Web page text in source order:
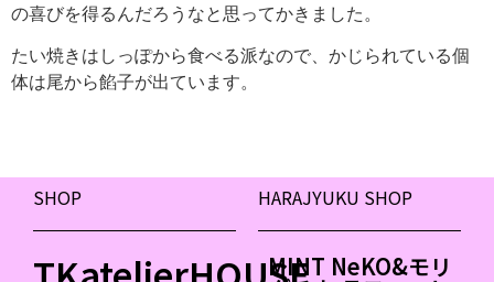
の喜びを得るんだろうなと思ってかきました。
たい焼きはしっぽから食べる派なので、かじられている個
体は尾から餡子が出ています。
SHOP HARAJYUKU SHOP
MINT NeKO&モリ